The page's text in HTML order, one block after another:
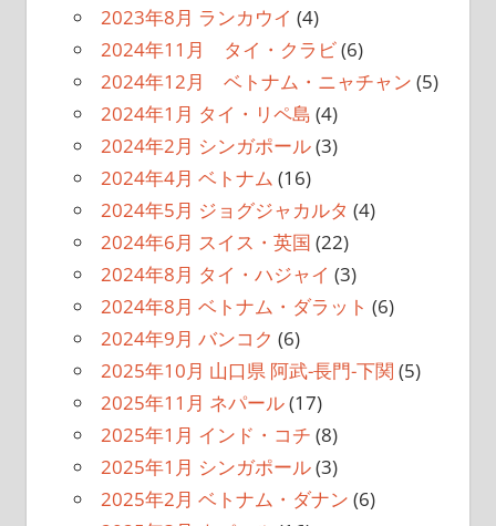
2023年8月 ランカウイ (4)
2024年11月 タイ・クラビ(6)
2024年12月 ベトナム・ニャチャン (5)
2024年1月 タイ・リペ島 (4)
2024年2月 シンガポール(3)
2024年4月 ベトナム (16)
2024年5月 ジョグジャカルタ (4)
2024年6月 スイス・英国 (22)
2024年8月 タイ・ハジャイ (3)
2024年8月 ベトナム・ダラット (6)
2024年9月 バンコク (6)
2025年10月 山口県 阿武-長門-下関 (5)
2025年11月 ネパール(17)
2025年1月 インド・コチ (8)
2025年1月 シンガポール(3)
2025年2月 ベトナム・ダナン (6)